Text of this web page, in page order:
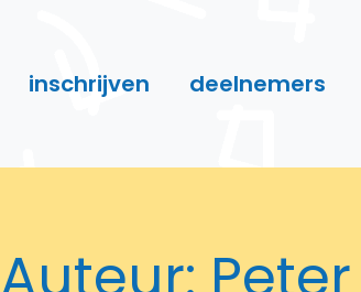
inschrijven deelnemers